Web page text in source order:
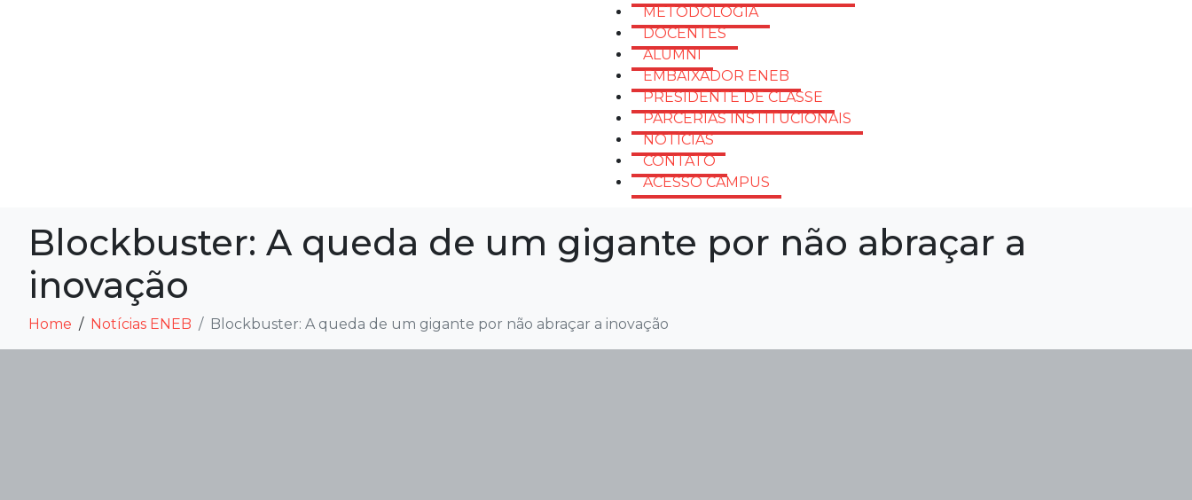
METODOLOGIA
DOCENTES
ALUMNI
EMBAIXADOR ENEB
PRESIDENTE DE CLASSE
PARCERIAS INSTITUCIONAIS
NOTÍCIAS
CONTATO
ACESSO CAMPUS
Blockbuster: A queda de um gigante por não abraçar a
inovação
Home Notícias ENEB Blockbuster: A queda de um gigante por não abraçar a inovação